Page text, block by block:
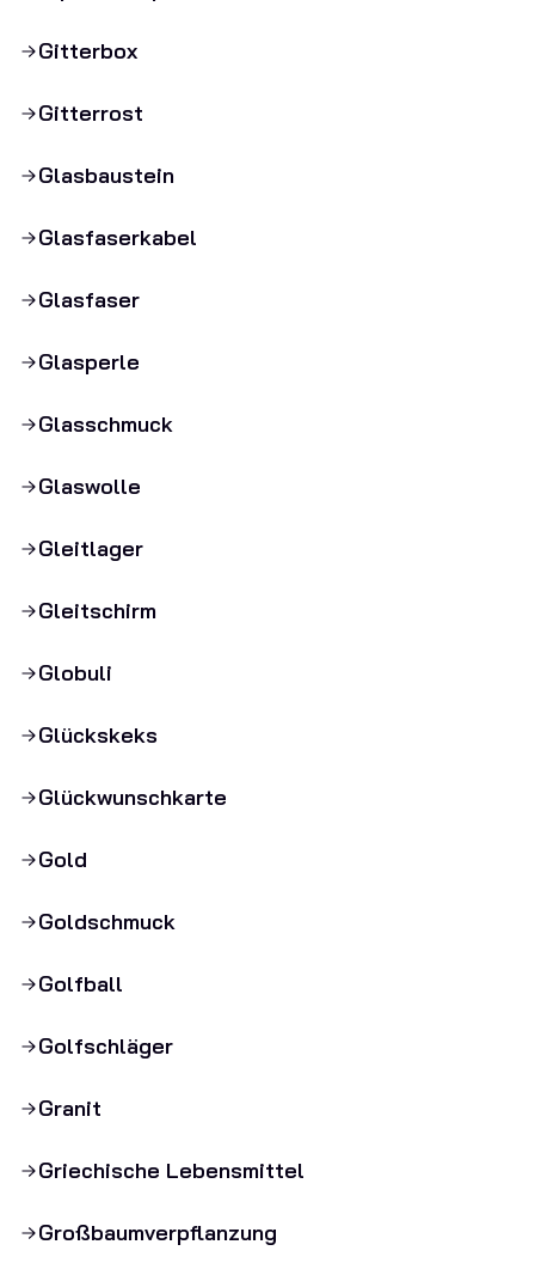
Gitterbox
Gitterrost
Glasbaustein
Glasfaserkabel
Glasfaser
Glasperle
Glasschmuck
Glaswolle
Gleitlager
Gleitschirm
Globuli
Glückskeks
Glückwunschkarte
Gold
Goldschmuck
Golfball
Golfschläger
Granit
Griechische Lebensmittel
Großbaumverpflanzung